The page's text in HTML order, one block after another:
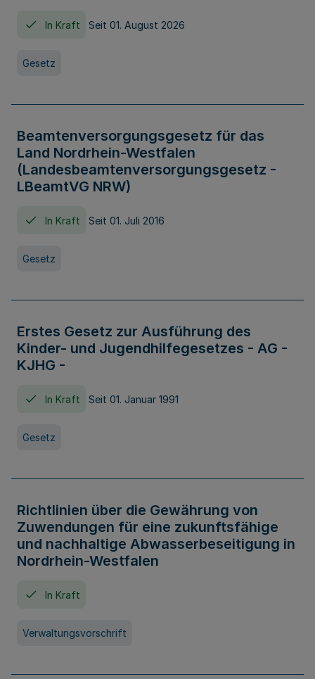
In Kraft Seit 01. August 2026
Gesetz
Beamtenversorgungsgesetz für das
Land Nordrhein-Westfalen
(Landesbeamtenversorgungsgesetz -
LBeamtVG NRW)
In Kraft Seit 01. Juli 2016
Gesetz
Erstes Gesetz zur Ausführung des
Kinder- und Jugendhilfegesetzes - AG -
KJHG -
In Kraft Seit 01. Januar 1991
Gesetz
Richtlinien über die Gewährung von
Zuwendungen für eine zukunftsfähige
und nachhaltige Abwasserbeseitigung in
Nordrhein-Westfalen
In Kraft
Verwaltungsvorschrift